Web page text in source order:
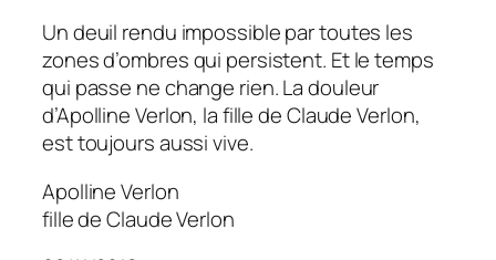
Un deuil rendu impossible par toutes les
zones d’ombres qui persistent. Et le temps
qui passe ne change rien. La douleur
d’Apolline Verlon, la fille de Claude Verlon,
est toujours aussi vive.
Apolline Verlon
fille de Claude Verlon